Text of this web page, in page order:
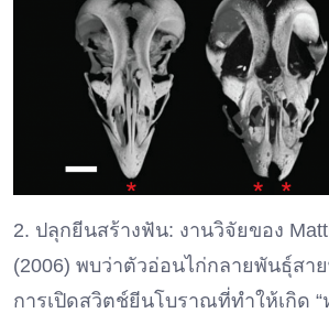
2. ปลุกยีนสร้างฟัน: งานวิจัยของ
(2006) พบว่าตัวอ่อนไก่กลายพันธุ์สาย
การเปิดสวิตช์ยีนโบราณที่ทำให้เกิด